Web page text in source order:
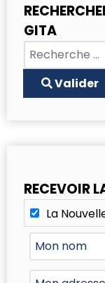
GITA
Chercher
Type 2 or
Valider
RECEVOIR
La